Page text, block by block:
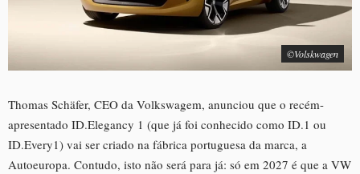
©Volskwagen
Thomas Schäfer, CEO da Volkswagem, anunciou que o recém-
apresentado ID.Elegancy 1 (que já foi conhecido como ID.1 ou
ID.Every1) vai ser criado na fábrica portuguesa da marca, a
Autoeuropa. Contudo, isto não será para já: só em 2027 é que a VW